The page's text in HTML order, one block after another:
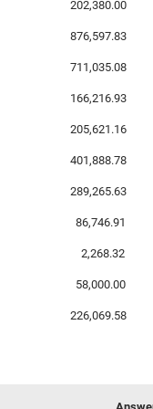
202,380.00
876,597.83
711,035.08
166,216.93
205,621.16
401,888.78
289,265.63
86,746.91
2,268.32
58,000.00
226,069.58